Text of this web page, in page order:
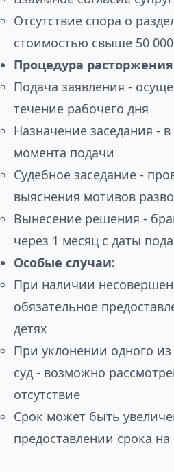
Отсутствие спора о
стоимостью свыше 50
Процедура
Подача заявления -
течение рабочего дня
Назначение заседания -
момента подачи
Судебное заседание -
выяснения мотивов
Вынесение решения -
через 1 месяц с даты
Особые случаи:
При наличии
обязательное
детях
При уклонении одного из
суд - возможно
отсутствие
Срок может быть
предоставлении срока